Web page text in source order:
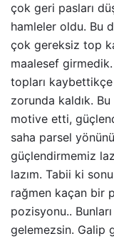
çok geri pasları
hamleler oldu. Bu
çok gereksiz top
maalesef girmedik.
topları
zorunda kaldık.
motive etti,
saha parsel
güçlendirmemiz
lazım. Tabii ki
rağmen kaçan bir
pozisyonu..
gelemezsin. Galip